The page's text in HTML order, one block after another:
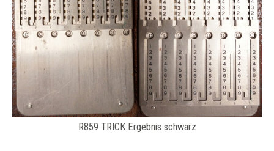
R859 TRICK Ergebnis schwarz